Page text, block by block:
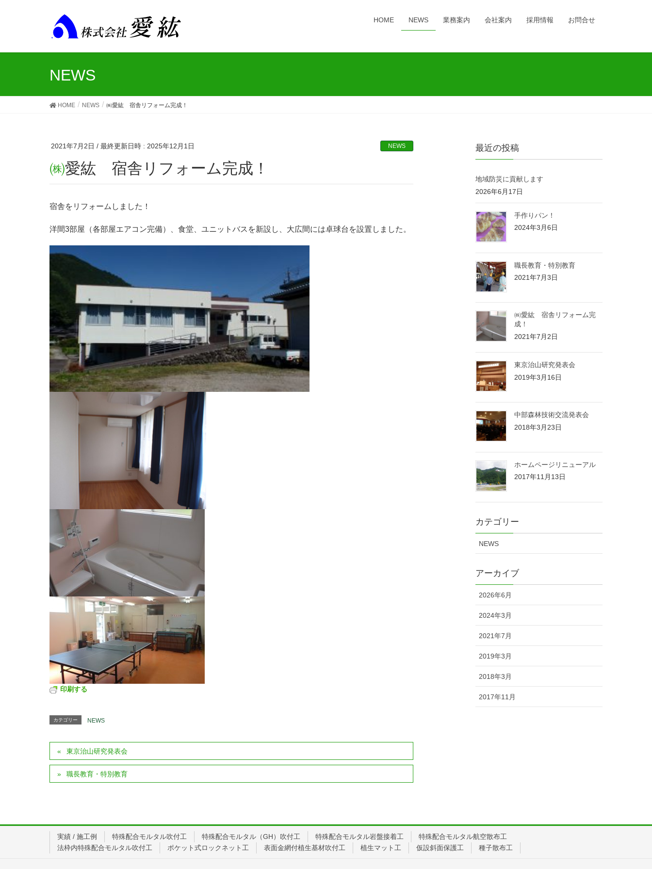
HOME NEWS 業務案内 会社案内 採用情報 お問合せ
NEWS
HOME NEWS ㈱愛紘 宿舎リフォーム完成！
2021年7月2日 / 最終更新日時 : 2025年12月1日 NEWS
㈱愛紘 宿舎リフォーム完成！
宿舎をリフォームしました！
洋間3部屋（各部屋エアコン完備）、食堂、ユニットバスを新設し、大広間には卓球台を設置しました。
印刷する
カテゴリー NEWS
東京治山研究発表会
職長教育・特別教育
最近の投稿
地域防災に貢献します
2026年6月17日
手作りパン！
2024年3月6日
職長教育・特別教育
2021年7月3日
㈱愛紘 宿舎リフォーム完
成！
2021年7月2日
東京治山研究発表会
2019年3月16日
中部森林技術交流発表会
2018年3月23日
ホームページリニューアル
2017年11月13日
カテゴリー
NEWS
アーカイブ
2026年6月
2024年3月
2021年7月
2019年3月
2018年3月
2017年11月
実績 / 施工例 特殊配合モルタル吹付工 特殊配合モルタル（GH）吹付工 特殊配合モルタル岩盤接着工
特殊配合モルタル航空散布工
法枠内特殊配合モルタル吹付工
ポケット式ロックネット工 表面金網付植生基材吹付工 植生マット工 仮設斜面保護工 種子散布工